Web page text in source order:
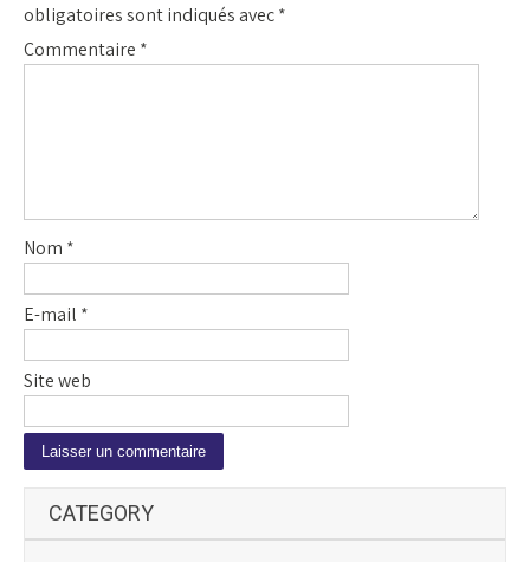
obligatoires sont indiqués avec*
Commentaire *
Nom *
E-mail *
Site web
t
CATEGORY